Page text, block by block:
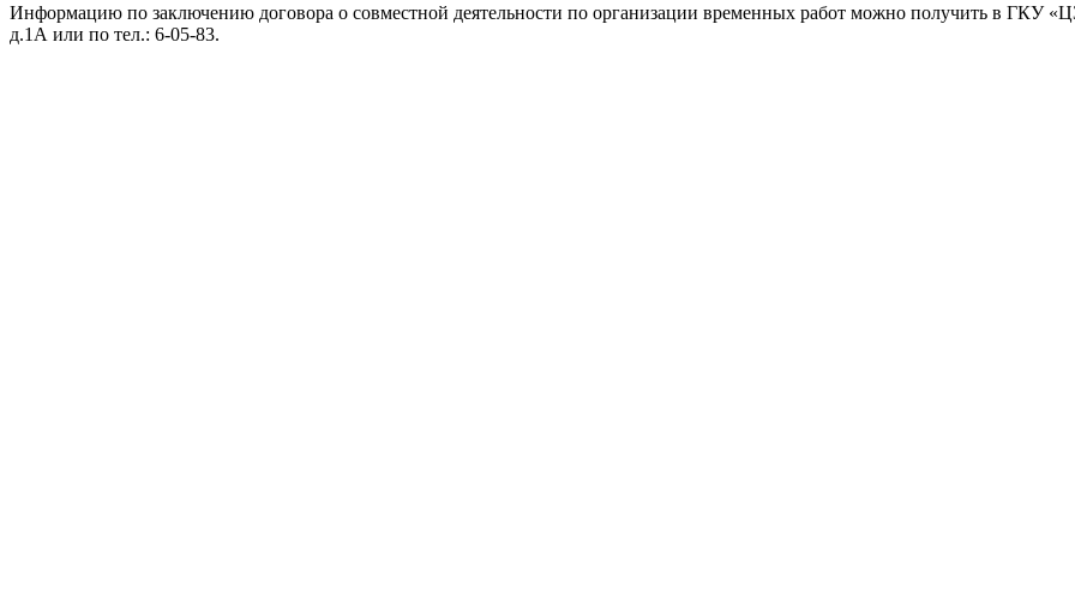
Информацию по заключению договора о совместной деятельности по организации временных работ можно получить в ГКУ
д.1А или по тел.: 6-05-83.